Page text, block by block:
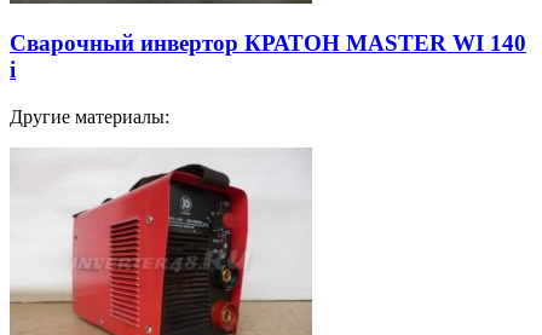
Сварочный инвертор КРАТОН MASTER WI 140
i
Другие материалы: